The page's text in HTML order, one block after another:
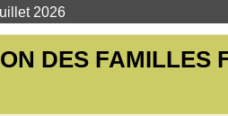
2026
DES FAMILLES